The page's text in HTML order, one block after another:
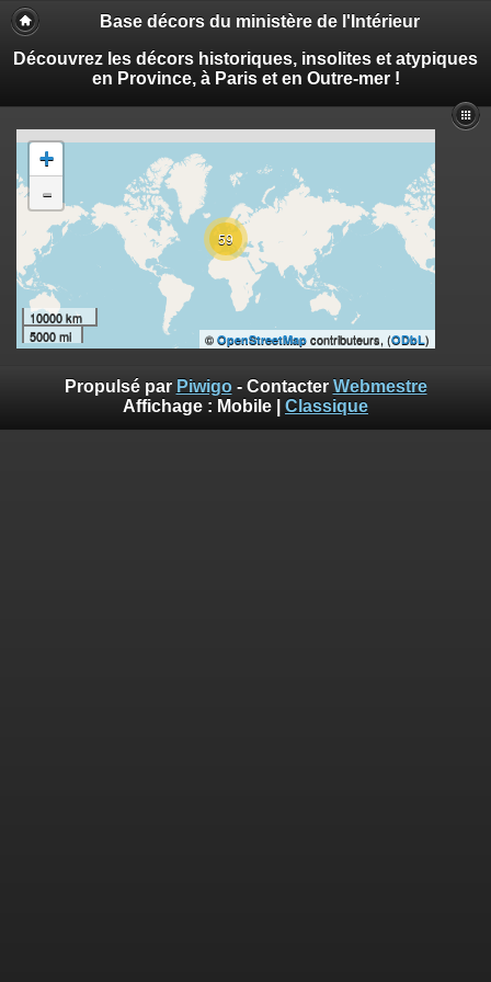
Base décors du ministère de l'Intérieur
Découvrez les décors historiques, insolites et atypiques
en Province, à Paris et en Outre-mer !
59
+
-
10000 km
5000 mi
© OpenStreetMap contributeurs, (ODbL)
Propulsé par Piwigo- Contacter Webmestre
Affichage : Mobile Classique